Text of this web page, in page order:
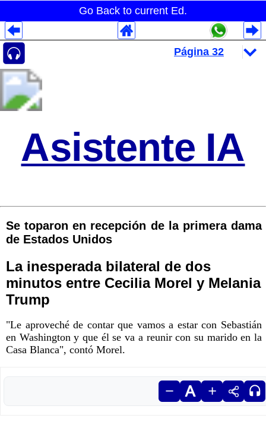
Go Back to current Ed.
Asistente IA
Se toparon en recepción de la primera dama
de Estados Unidos
La inesperada bilateral de dos
minutos entre Cecilia Morel y Melania
Trump
"Le aproveché de contar que vamos a estar con Sebastián
en Washington y que él se va a reunir con su marido en la
Casa Blanca", contó Morel.
Despliegues Analytics
Despliegues Totales
Despliegues por Rubros